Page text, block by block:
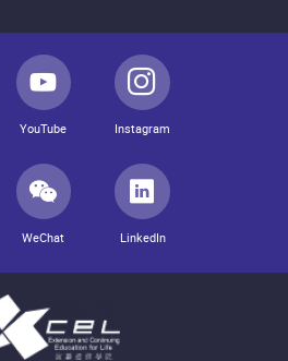
YouTube Instagram
WeChat LinkedIn